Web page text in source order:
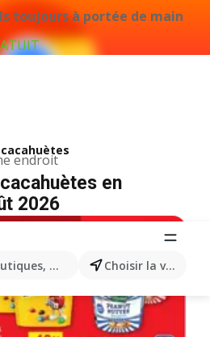
toujours à portée de main
endroit
des catégories, des Choisir la ville
en
2026